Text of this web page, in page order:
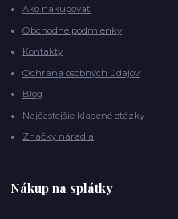
Ako nakupovať
Obchodné podmienky
Kontakty
Ochrana osobných údajov
Blog
Najčastejšie kladené otázky
Značky náradia
Nákup na splátky